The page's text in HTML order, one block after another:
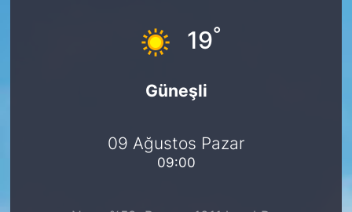
19°
Güneşli
09 Ağustos Pazar
09:00
Amerika Fuarları
FESTİVAL HABERLERİ